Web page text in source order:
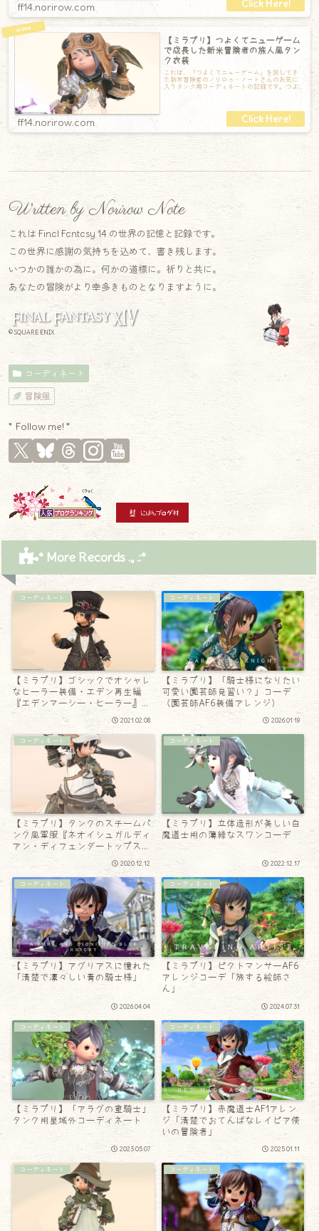
ff14.norirow.com
【ミラプリ】つよくてニューゲーム
で成長した新米冒険者の旅人風タン
ク衣装
これは、「つよくてニューゲーム」を旅してき
た新米冒険者のノリロゥ・ノートさんのお気に
入りタンク用コーディネートの記録です。つよ
ff14.norirow.com
Written by Norirow Note
これは Final Fantasy 14 の世界の記憶と記録です。
この世界に感謝の気持ちを込めて、書き残します。
いつかの誰かの為に。何かの道標に。祈りと共に。
あなたの冒険がより幸多きものとなりますように。
© SQUARE ENIX
コーディネート
冒険服
* Follow me! *
* More Records .｡.:*
コーディネート
【ミラプリ】ゴシックでオシャレ
なヒーラー装備・エデン再生編
『エデンマーシー・ヒーラー』シ
リーズ
2021.02.08
コーディネート
【ミラプリ】「騎士様になりたい
可愛い園芸師見習い？」コーデ
（園芸師AF6装備アレンジ）
2026.01.19
コーディネート
【ミラプリ】タンクのスチームパ
ンク風軍服『ネオイシュガルディ
アン・ディフェンダートップス』
2020.12.12
コーディネート
【ミラプリ】立体造形が美しい白
魔道士用の薄緑なスワンコーデ
2022.12.17
コーディネート
【ミラプリ】アグリアスに憧れた
「清楚で凛々しい青の騎士様」
2026.04.04
コーディネート
【ミラプリ】ピクトマンサーAF6
アレンジコーデ「旅する絵師さ
ん」
2024.07.31
コーディネート
【ミラプリ】「アラグの重騎士」
タンク用星域外コーディネート
2023.05.07
コーディネート
【ミラプリ】赤魔道士AF1アレン
ジ「清楚でおてんばなレイピア使
いの冒険者」
2025.01.11
コーディネート コーディネート